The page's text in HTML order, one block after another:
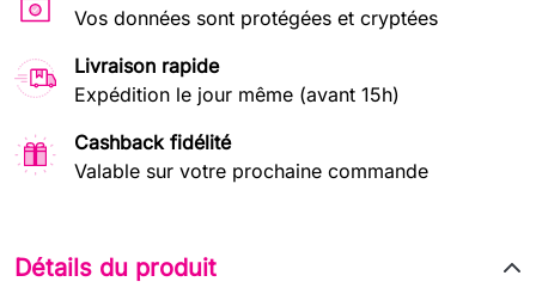
Vos données sont protégées et cryptées
Livraison rapide
Expédition le jour même (avant 15h)
Cashback fidélité
Valable sur votre prochaine commande
Détails du produit